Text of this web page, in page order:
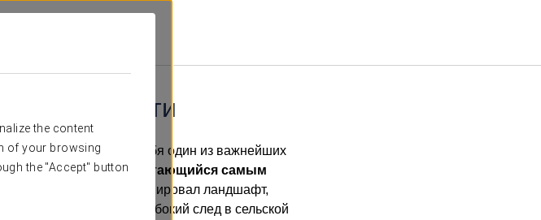
the content
of your browsing
the "Accept" button
пути
открыть для себя один из важнейших
de Santiago.Считающийся самым
протяжении веков формировал ландшафт,
проходит, оставив глубокий след в сельской